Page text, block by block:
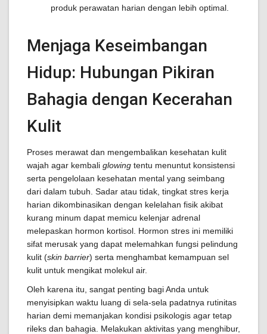
produk perawatan harian dengan lebih optimal.
Menjaga Keseimbangan
Hidup: Hubungan Pikiran
Bahagia dengan Kecerahan
Kulit
Proses merawat dan mengembalikan kesehatan kulit
wajah agar kembali glowing tentu menuntut konsistensi
serta pengelolaan kesehatan mental yang seimbang
dari dalam tubuh. Sadar atau tidak, tingkat stres kerja
harian dikombinasikan dengan kelelahan fisik akibat
kurang minum dapat memicu kelenjar adrenal
melepaskan hormon kortisol. Hormon stres ini memiliki
sifat merusak yang dapat melemahkan fungsi pelindung
kulit (skin barrier) serta menghambat kemampuan sel
kulit untuk mengikat molekul air.
Oleh karena itu, sangat penting bagi Anda untuk
menyisipkan waktu luang di sela-sela padatnya rutinitas
harian demi memanjakan kondisi psikologis agar tetap
rileks dan bahagia. Melakukan aktivitas yang menghibur,